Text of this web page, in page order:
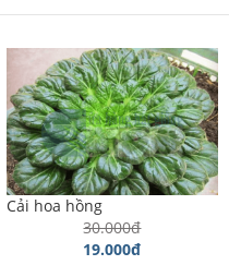
Cải hoa hồng
30.000đ
19.000đ